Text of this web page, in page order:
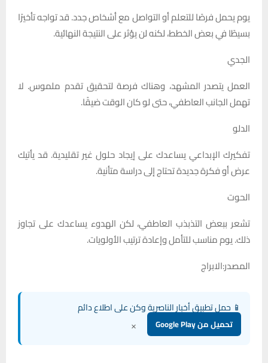
يوم يحمل فرصًا للتعلم أو التواصل مع أشخاص جدد. قد تواجه تأخيرًا
بسيطًا في بعض الخطط، لكنه لن يؤثر على النتيجة النهائية.
الجدي
العمل يتصدر المشهد، وهناك فرصة لتحقيق تقدم ملموس. لا
تهمل الجانب العاطفي، حتى لو كان الوقت ضيقًا.
الدلو
تفكيرك الإبداعي يساعدك على إيجاد حلول غير تقليدية. قد يأتيك
عرض أو فكرة جديدة تحتاج إلى دراسة متأنية.
الحوت
تشعر ببعض التذبذب العاطفي، لكن الهدوء يساعدك على تجاوز
ذلك. يوم مناسب للتأمل وإعادة ترتيب الأولويات.
المصدر:الابراج
📱 حمل تطبيق أخبار الناصرية وكن على اطلاع دائم
تحميل من Google Play ×